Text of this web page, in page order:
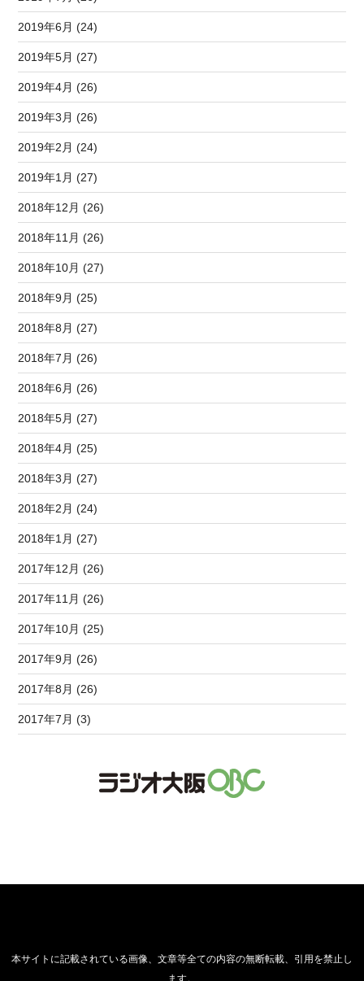
2019年6月 (24)
2019年5月 (27)
2019年4月 (26)
2019年3月 (26)
2019年2月 (24)
2019年1月 (27)
2018年12月 (26)
2018年11月 (26)
2018年10月 (27)
2018年9月 (25)
2018年8月 (27)
2018年7月 (26)
2018年6月 (26)
2018年5月 (27)
2018年4月 (25)
2018年3月 (27)
2018年2月 (24)
2018年1月 (27)
2017年12月 (26)
2017年11月 (26)
2017年10月 (25)
2017年9月 (26)
2017年8月 (26)
2017年7月 (3)
本サイトに記載されている画像、文章等全ての内容の無断転載、引用を禁止し
ます。